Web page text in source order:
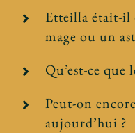
Etteilla était-il
mage ou un
Qu’est-ce que
Peut-on
aujourd’hui ?